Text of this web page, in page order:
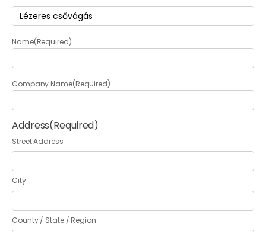
Termék(Required)
Name(Required)
Company Name(Required)
Address(Required)
Street Address
City
County / State / Region